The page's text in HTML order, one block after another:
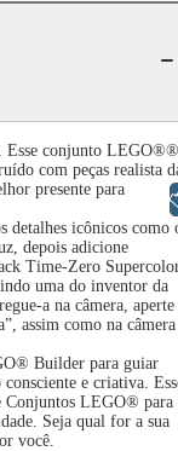
Esse conjunto LEGO®®
com peças realista
presente para
detalhes icônicos como
depois adicione
Time-Zero
uma do inventor da
a na câmera, aperte
assim como na câmera
Builder para guiar
e criativa.
Conjuntos LEGO® para
Seja qual for a sua
você.
Libras